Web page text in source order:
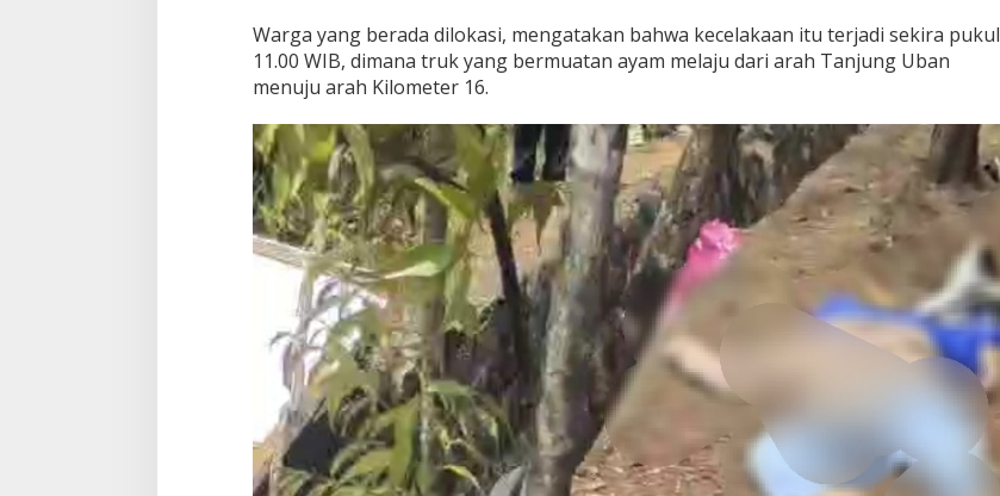
Warga yang berada dilokasi, mengatakan bahwa kecelakaan itu terjadi sekira pukul
11.00 WIB, dimana truk yang bermuatan ayam melaju dari arah Tanjung Uban
menuju arah Kilometer 16.